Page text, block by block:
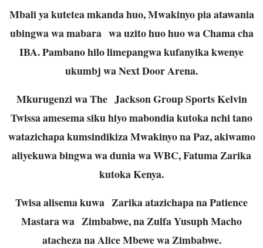
Mbali ya kutetea mkanda huo, Mwakinyo pia atawania
ubingwa wa mabara wa uzito huo huo wa Chama cha
IBA. Pambano hilo limepangwa kufanyika kwenye
ukumbj wa Next Door Arena.
Mkurugenzi wa The Jackson Group Sports Kelvin
Twissa amesema siku hiyo mabondia kutoka nchi tano
watazichapa kumsindikiza Mwakinyo na Paz, akiwamo
aliyekuwa bingwa wa dunia wa WBC, Fatuma Zarika
kutoka Kenya.
Twisa alisema kuwa Zarika atazichapa na Patience
Mastara wa Zimbabwe, na Zulfa Yusuph Macho
atacheza na Alice Mbewe wa Zimbabwe.